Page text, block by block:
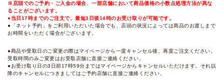
※店頭でのご予約・ご入金の場合、一部店舗において商品価格の小数点処理方法が異な
ることがございます。
●当日17時までのご注文で、最短3日後14時のお受け取りが可能です。
●「ネット予約」をご利用いただいた場合でも、店頭の状況によっては商品のお渡しまで
お時間をいただく場合がございます。
●商品や受取日のご変更の際はマイページから一度キャンセル後、再度ご注文ください。
受取時間のみご変更はお受取店舗に直接ご連絡ください。
●お受け取り日の3日前17時59分まではマイページからキャンセルいただけます。それ以
降のキャンセルにつきましてはご予約店舗に直接ご連絡ください。